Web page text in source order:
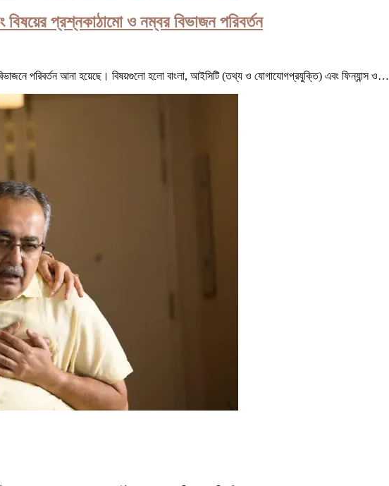
বিষয়ের প্রশ্নকাঠামো ও নম্বর বিভাজন পরিবর্তন
পরিবর্তন আনা হয়েছে। বিষয়গুলো হলো বাংলা, আইসিটি (তথ্য ও যোগাযোগপ্রযুক্তি) এবং ফিন্যান্স ও…